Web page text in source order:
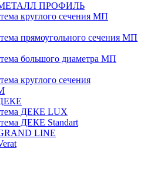
МЕТАЛЛ ПРОФИЛЬ
круглого сечения МП
прямоугольного сечения МП
большого диаметра МП
круглого сечения
ДЕКЕ LUX
ДЕКЕ Standart
LINE